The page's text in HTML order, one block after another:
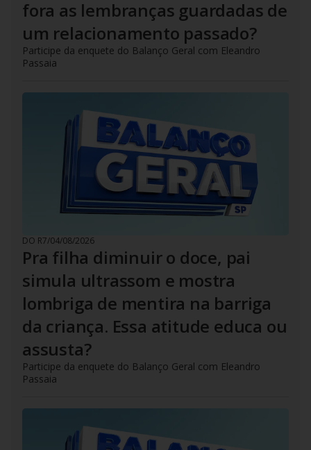
fora as lembranças guardadas de
um relacionamento passado?
Participe da enquete do Balanço Geral com Eleandro
Passaia
DO R7/04/08/2026
Pra filha diminuir o doce, pai
simula ultrassom e mostra
lombriga de mentira na barriga
da criança. Essa atitude educa ou
assusta?
Participe da enquete do Balanço Geral com Eleandro
Passaia